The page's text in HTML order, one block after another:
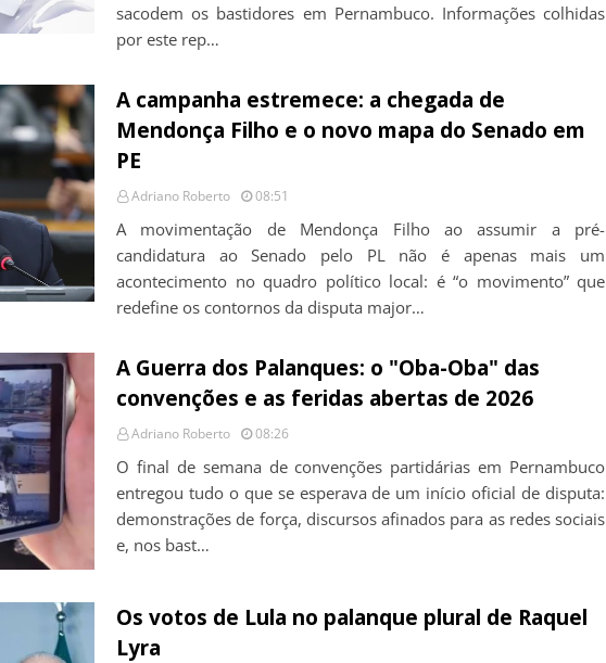
sacodem os bastidores em Pernambuco. Informações colhidas
por este rep…
A campanha estremece: a chegada de
Mendonça Filho e o novo mapa do Senado em
PE
Adriano Roberto 08:51
A movimentação de Mendonça Filho ao assumir a pré-
candidatura ao Senado pelo PL não é apenas mais um
acontecimento no quadro político local: é “o movimento” que
redefine os contornos da disputa major…
A Guerra dos Palanques: o "Oba-Oba" das
convenções e as feridas abertas de 2026
Adriano Roberto 08:26
O final de semana de convenções partidárias em Pernambuco
entregou tudo o que se esperava de um início oficial de disputa:
demonstrações de força, discursos afinados para as redes sociais
e, nos bast…
Os votos de Lula no palanque plural de Raquel
Lyra